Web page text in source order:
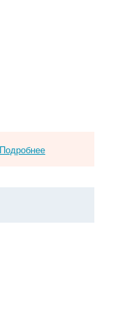
Подробнее